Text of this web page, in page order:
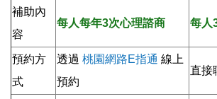
補助內
容
每人每年3次心理諮商 每人
預約方
式
透過 桃園網路E指通 線上
預約
直接